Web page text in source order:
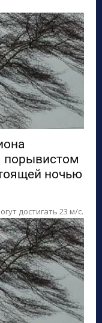
порывистом
ночью
достигать 23 м/с.